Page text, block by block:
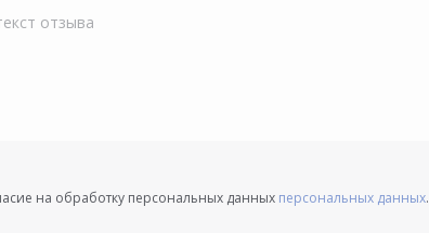
на обработку персональных данных персональных данных.